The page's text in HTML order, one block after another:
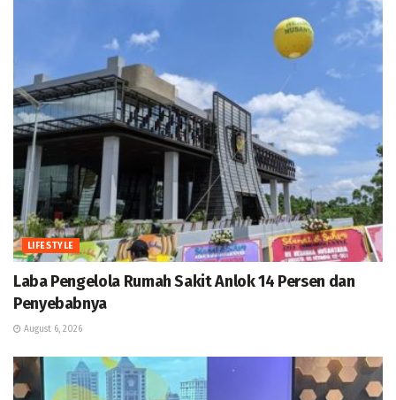
LIFESTYLE
Laba Pengelola Rumah Sakit Anlok 14 Persen dan
Penyebabnya
August 6, 2026